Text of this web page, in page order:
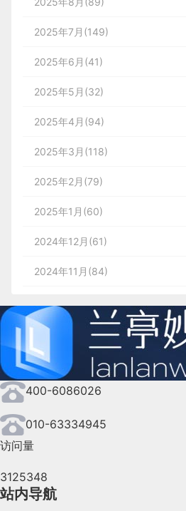
2025年7月(149)
2025年6月(41)
2025年5月(32)
2025年4月(94)
2025年3月(118)
2025年2月(79)
2025年1月(60)
2024年12月(61)
2024年11月(84)
2024年9月(144)
2024年8月(164)
2024年7月(107)
2024年6月(63)
2024年4月(44)
400-6086026
010-63334945
访问量
3125348
站内导航